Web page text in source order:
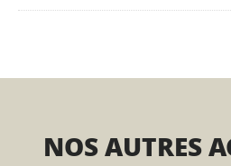
NOS AUTRES